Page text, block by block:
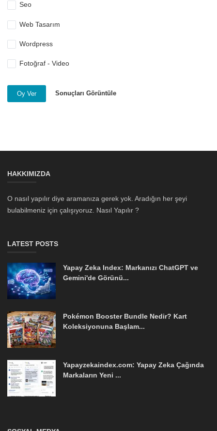
Seo
Web Tasarım
Wordpress
Fotoğraf - Video
Oy Ver Sonuçları Görüntüle
HAKKIMIZDA
O nasıl yapılır diye aramanıza gerek yok. Aradığın her şeyi
bulabilmeniz için çalışıyoruz. Nasıl Yapılır ?
LATEST POSTS
Yapay Zeka Index: Markanızı ChatGPT ve
Gemini'de Görünü...
Pokémon Booster Bundle Nedir? Kart
Koleksiyonuna Başlam...
Yapayzekaindex.com: Yapay Zeka Çağında
Markaların Yeni ...